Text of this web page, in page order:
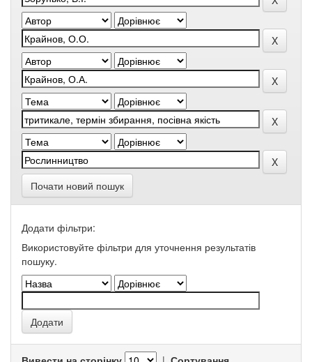
Почати новий пошук
Додати фільтри:
Використовуйте фільтри для уточнення результатів
пошуку.